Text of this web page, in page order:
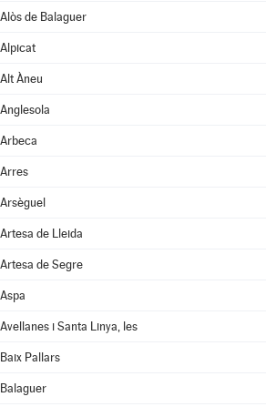
Alòs de Balaguer
Alpicat
Alt Àneu
Anglesola
Arbeca
Arres
Arsèguel
Artesa de Lleida
Artesa de Segre
Aspa
Avellanes i Santa Linya, les
Baix Pallars
Balaguer